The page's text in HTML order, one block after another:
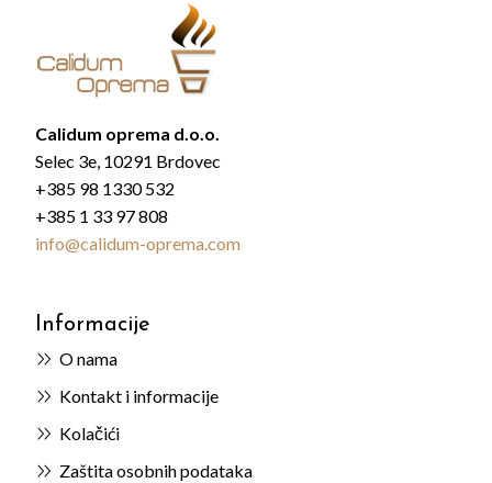
Calidum oprema d.o.o.
Selec 3e, 10291 Brdovec
+385 98 1330 532
+385 1 33 97 808
info@calidum-oprema.com
Informacije
O nama
Kontakt i informacije
Kolačići
Zaštita osobnih podataka